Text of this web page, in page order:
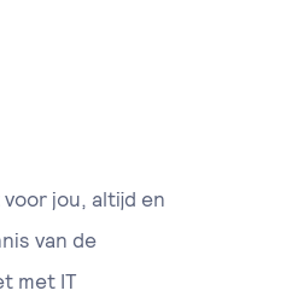
jou, altijd en
van de
met IT